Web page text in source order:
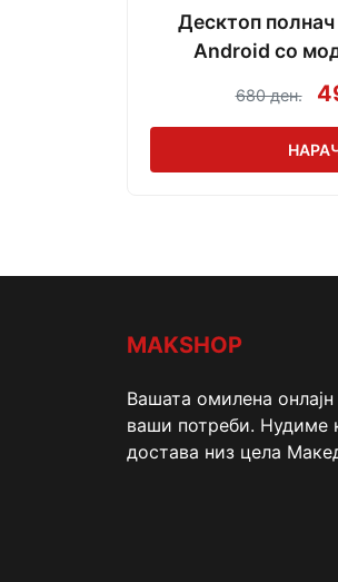
Десктоп
Android со
680 ден.
MAKSHOP
Вашата омилена
ваши потреби. Нудиме
достава низ цела